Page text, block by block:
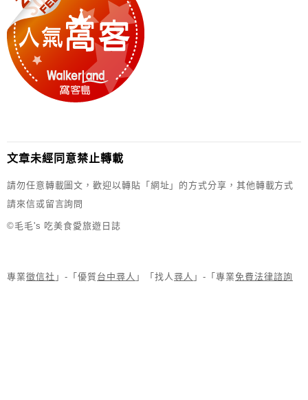
文章未經同意禁止轉載
請勿任意轉載圖文，歡迎以轉貼「網址」的方式分享，其他轉載方式
請來信或留言詢問
©毛毛's 吃美食愛旅遊日誌
專業徵信社 」-「優質台中尋人 」「找人 尋人 」-「專業免費法律諮詢